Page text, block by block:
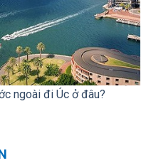
ngoài đi Úc ở đâu?